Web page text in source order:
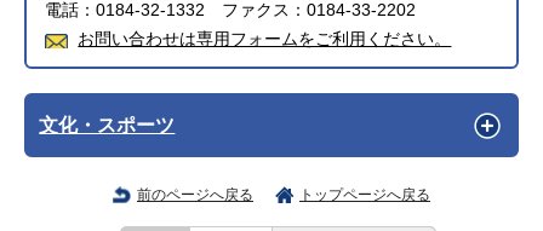
電話：0184-32-1332 ファクス：0184-33-2202
お問い合わせは専用フォームをご利用ください。
文化・スポーツ
前のページへ戻る トップページへ戻る